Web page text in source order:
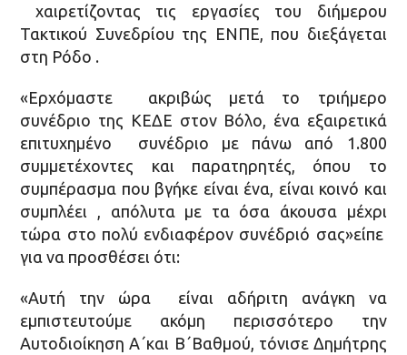
χαιρετίζοντας τις εργασίες του διήμερου
Τακτικού Συνεδρίου της ΕΝΠΕ, που διεξάγεται
στη Ρόδο .
«Ερχόμαστε ακριβώς μετά το τριήμερο
συνέδριο της ΚΕΔΕ στον Βόλο, ένα εξαιρετικά
επιτυχημένο συνέδριο με πάνω από 1.800
συμμετέχοντες και παρατηρητές, όπου το
συμπέρασμα που βγήκε είναι ένα, είναι κοινό και
συμπλέει , απόλυτα με τα όσα άκουσα μέχρι
τώρα στο πολύ ενδιαφέρον συνέδριό σας»είπε
για να προσθέσει ότι:
«Αυτή την ώρα είναι αδήριτη ανάγκη να
εμπιστευτούμε ακόμη περισσότερο την
Αυτοδιοίκηση Α΄και Β΄Βαθμού, τόνισε Δημήτρης